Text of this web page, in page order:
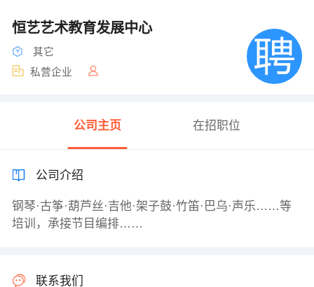
恒艺艺术教育发展中心
其它
私营企业
公司主页 在招职位
公司介绍
钢琴·古筝·葫芦丝·吉他·架子鼓·竹笛·巴乌·声乐……等
培训，承接节目编排……
联系我们